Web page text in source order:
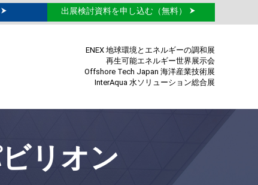
出展検討資料を申し込む（無料）
ENEX 地球環境とエネルギーの調和展
再生可能エネルギー世界展示会
Offshore Tech Japan 海洋産業技術展
InterAqua 水ソリューション総合展
リオン